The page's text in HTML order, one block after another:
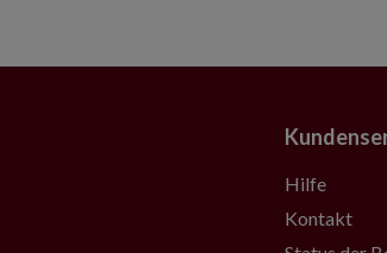
Hilfe
Kontakt